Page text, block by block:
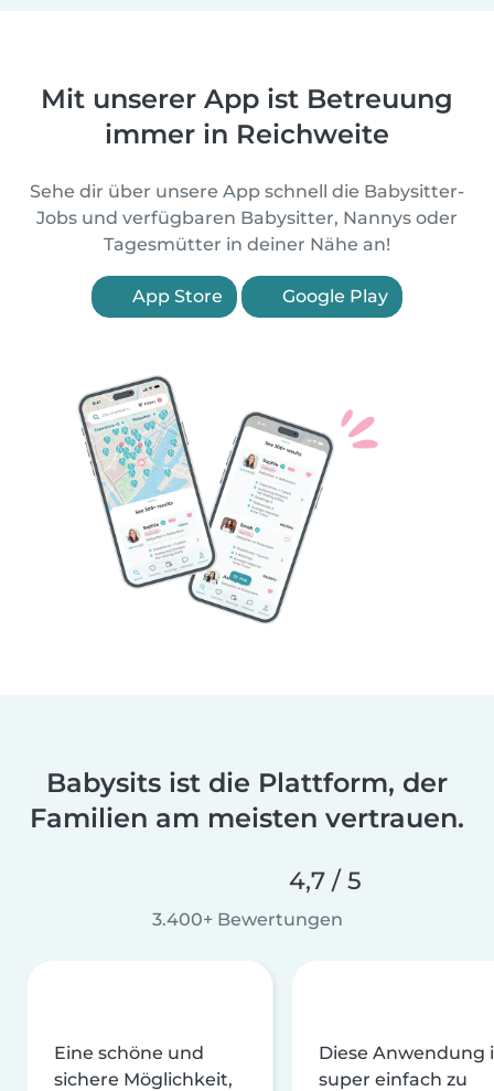
Mit unserer App ist Betreuung
immer in Reichweite
Sehe dir über unsere App schnell die Babysitter-
Jobs und verfügbaren Babysitter, Nannys oder
Tagesmütter in deiner Nähe an!
App Store Google Play
Babysits ist die Plattform, der
Familien am meisten vertrauen.
4,7 / 5
3.400+ Bewertungen
Eine schöne und
sichere Möglichkeit,
Diese Anwendung
super einfach zu